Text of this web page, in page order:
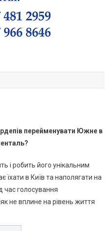
перейменувати Южне в
і робить його унікальним
їхати в Київ та наполягати на
час голосування
не вплине на рівень життя